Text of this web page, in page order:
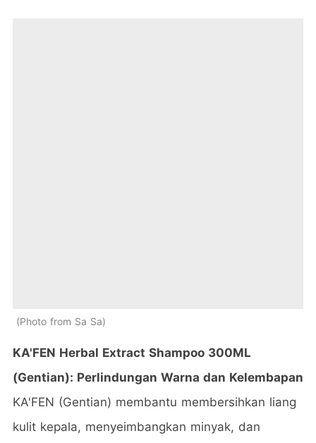
Photo from Sa Sa
KA'FEN Herbal Extract Shampoo 300ML
(Gentian): Perlindungan Warna dan Kelembapan
KA'FEN (Gentian) membantu membersihkan liang
kulit kepala, menyeimbangkan minyak, dan